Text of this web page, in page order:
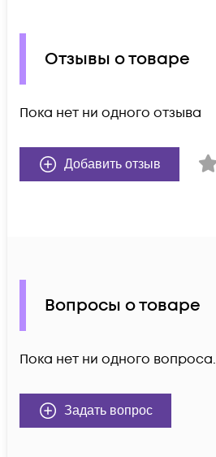
Отзывы о товаре
Пока нет ни одного отзыва
Добавить отзыв
Вопросы о товаре
Пока нет ни одного вопроса.
Задать вопрос